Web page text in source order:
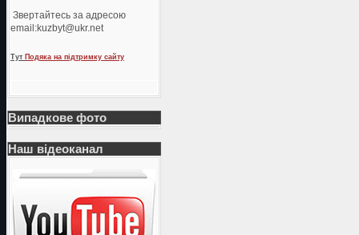
Звертайтесь за адресою
еmail:kuzbyt@ukr.net
Тут Подяка на підтримку сайту
Випадкове фото
Наш відеоканал